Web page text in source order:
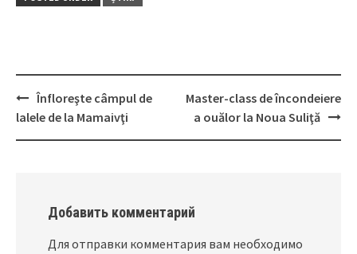
Post
navigation
Înfloreşte câmpul de
lalele de la Mamaivţi
Master-class de încondeiere
a ouălor la Noua Suliţă
Добавить комментарий
Для отправки комментария вам необходимо